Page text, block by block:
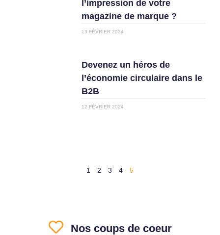
l’impression de votre
magazine de marque ?
13 FÉVRIER 2024
Devenez un héros de
l’économie circulaire dans le
B2B
12 FÉVRIER 2024
1 2 3 4 5
Nos coups de coeur